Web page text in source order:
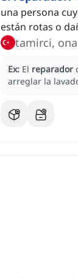
una persona
están rotas o
tamirci,
Ex: El reparador
arreglar la